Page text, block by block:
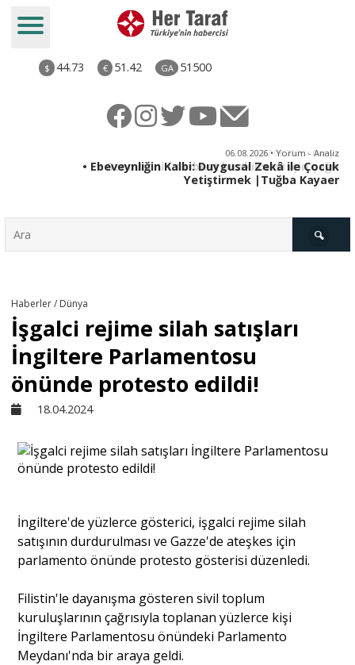
$ 44.73 € 51.42 GA 51500
06.08.2026 • Yorum - Analiz
• Ebeveynliğin Kalbi: Duygusal Zekâ ile Çocuk
Yetiştirmek |Tuğba Kayaer
Sivil Toplum
Kültür - Sanat
Dünya
Yorum - Analiz
Söyleşi
Haberler / Dünya
İşgalci rejime silah satışları
İngiltere Parlamentosu
önünde protesto edildi!
18.04.2024
İngiltere'de yüzlerce gösterici, işgalci rejime silah
satışının durdurulması ve Gazze'de ateşkes için
parlamento önünde protesto gösterisi düzenledi.
Filistin'le dayanışma gösteren sivil toplum
kuruluşlarının çağrısıyla toplanan yüzlerce kişi
İngiltere Parlamentosu önündeki Parlamento
Meydanı'nda bir araya geldi.